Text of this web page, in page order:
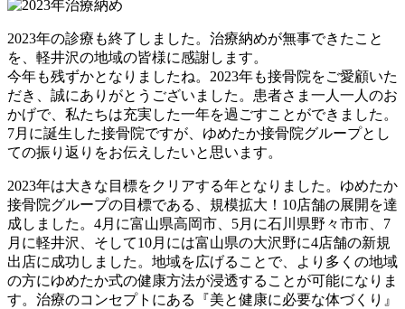
2023年の診療も終了しました。治療納めが無事できたこと
を、軽井沢の地域の皆様に感謝します。
今年も残ずかとなりましたね。2023年も接骨院をご愛顧いた
だき、誠にありがとうございました。患者さま一人一人のお
かげで、私たちは充実した一年を過ごすことができました。
7月に誕生した接骨院ですが、ゆめたか接骨院グループとし
ての振り返りをお伝えしたいと思います。
2023年は大きな目標をクリアする年となりました。ゆめたか
接骨院グループの目標である、規模拡大！10店舗の展開を達
成しました。4月に富山県高岡市、5月に石川県野々市市、7
月に軽井沢、そして10月には富山県の大沢野に4店舗の新規
出店に成功しました。地域を広げることで、より多くの地域
の方にゆめたか式の健康方法が浸透することが可能になりま
す。治療のコンセプトにある『美と健康に必要な体づくり』